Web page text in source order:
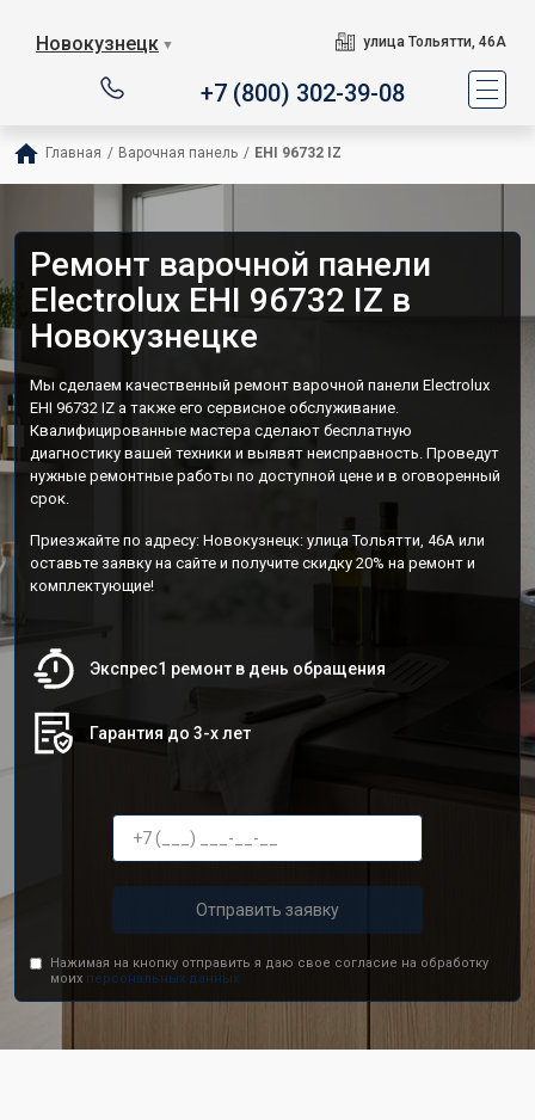
Новокузнецк ▼ улица Тольятти, 46А
+7 (800) 302-39-08
Главная / Варочная панель / EHI 96732 IZ
Ремонт варочной панели
Electrolux EHI 96732 IZ в
Новокузнецке
Мы сделаем качественный ремонт варочной панели Electrolux
EHI 96732 IZ а также его сервисное обслуживание.
Квалифицированные мастера сделают бесплатную
диагностику вашей техники и выявят неисправность. Проведут
нужные ремонтные работы по доступной цене и в оговоренный
срок.
Приезжайте по адресу: Новокузнецк: улица Тольятти, 46А или
оставьте заявку на сайте и получите скидку 20% на ремонт и
комплектующие!
Экспрес1 ремонт в день обращения
Гарантия до 3-х лет
Отправить заявку
Нажимая на кнопку отправить я даю свое согласие на обработку
моих персональных данных.